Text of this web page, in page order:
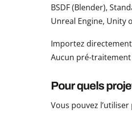
BSDF (Blender),
Unreal Engine, Unity
Importez
Aucun pré-
Pour quels
Vous pouvez